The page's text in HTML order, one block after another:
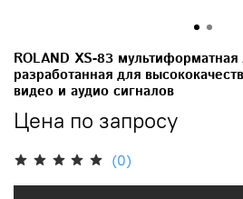
(0)
ROLAND XS-83 мультиформатная
разработанная для
видео и аудио сигналов
Цена по запросу